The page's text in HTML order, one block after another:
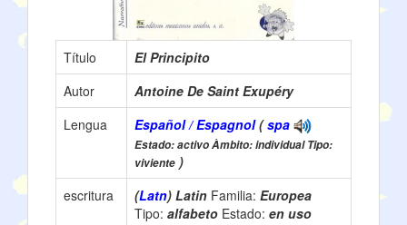
Título
El Principito
Autor
Antoine De Saint Exupéry
Lengua
Español / Espagnol(spa
Estado: activo Àmbito: individual Tipo:
viviente )
escritura
(Latn) Latin Familia: Europea
Tipo: alfabeto Estado: en uso